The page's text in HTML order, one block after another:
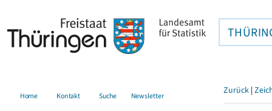
Home Kontakt Suche Newsletter Zurück |